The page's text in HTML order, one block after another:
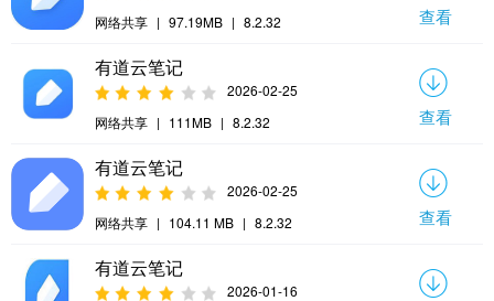
网络共享 | 97.19MB | 8.2.32 查看
有道云笔记
2026-02-25
网络共享 | 111MB | 8.2.32 查看
有道云笔记
2026-02-25
网络共享 | 104.11 MB | 8.2.32 查看
有道云笔记
2026-01-16